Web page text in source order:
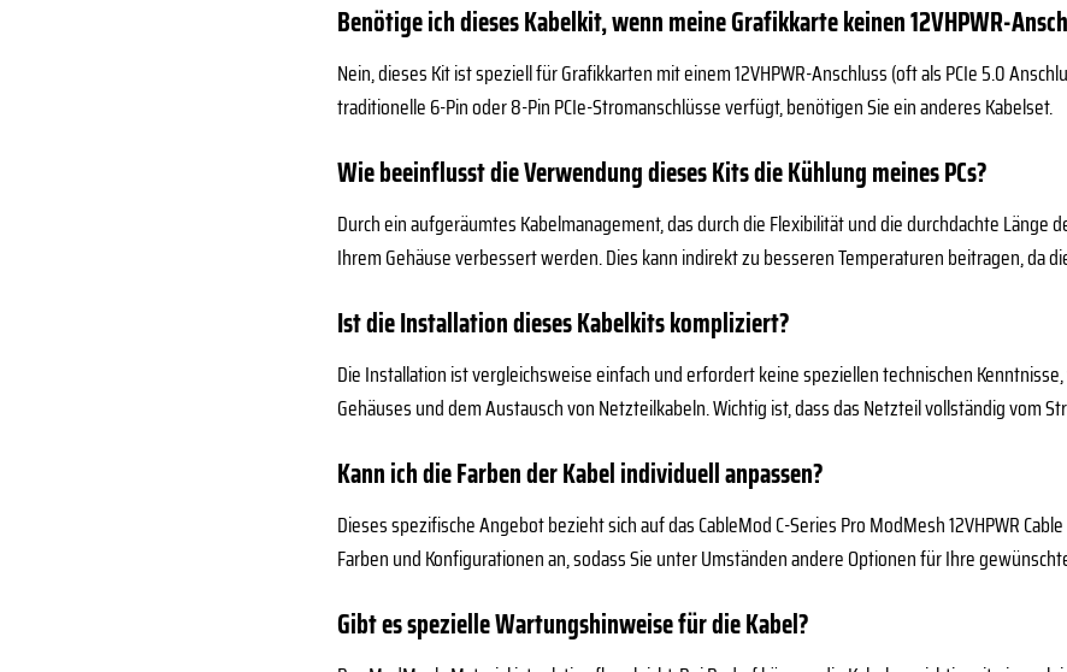
Benötige ich dieses Kabelkit, wenn meine Grafikkarte keinen 12VHPWR-
Nein, dieses Kit ist speziell für Grafikkarten mit einem 12VHPWR-Anschluss (oft als PCIe 5.0
traditionelle 6-Pin oder 8-Pin PCIe-Stromanschlüsse verfügt, benötigen Sie ein anderes Kabelset.
Wie beeinflusst die Verwendung dieses Kits die Kühlung meines PCs?
Durch ein aufgeräumtes Kabelmanagement, das durch die Flexibilität und die durchdachte
Ihrem Gehäuse verbessert werden. Dies kann indirekt zu besseren Temperaturen beitragen, da
Ist die Installation dieses Kabelkits kompliziert?
Die Installation ist vergleichsweise einfach und erfordert keine speziellen technischen
Gehäuses und dem Austausch von Netzteilkabeln. Wichtig ist, dass das Netzteil vollständig vom
Kann ich die Farben der Kabel individuell anpassen?
Dieses spezifische Angebot bezieht sich auf das CableMod C-Series Pro ModMesh 12VHPWR
Farben und Konfigurationen an, sodass Sie unter Umständen andere Optionen für Ihre
Gibt es spezielle Wartungshinweise für die Kabel?